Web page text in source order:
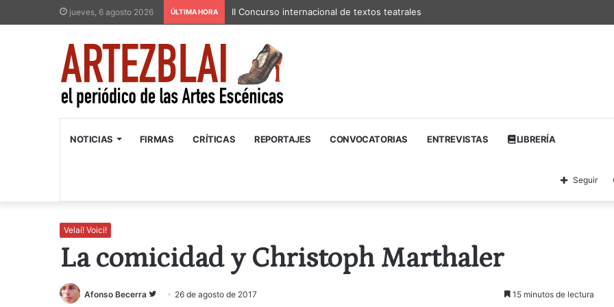
jueves, 6 agosto 2026 ÚLTIMA HORA II Concurso internacional de textos teatrales
NOTICIAS FIRMAS CRÍTICAS REPORTAJES CONVOCATORIAS ENTREVISTAS LIBRERÍA
Seguir
Velaí! Voici!
La comicidad y Christoph Marthaler
Afonso Becerra
Follow26 de agosto de 2017 15 minutos de lectura